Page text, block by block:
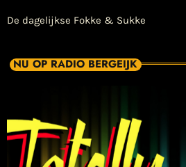
De dagelijkse Fokke & Sukke
NU OP RADIO BERGEIJK